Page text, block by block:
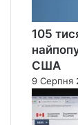
105
США
9 Серпня